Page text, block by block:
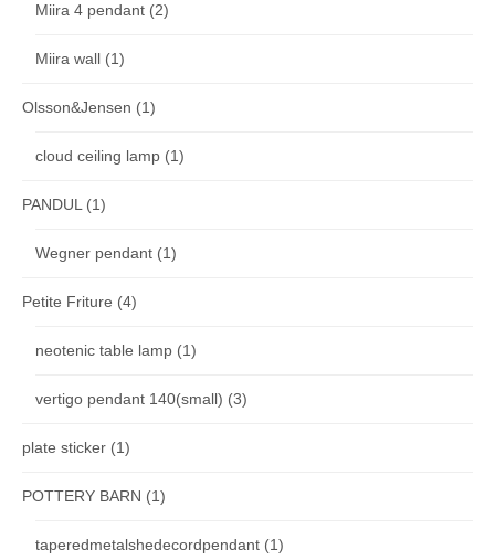
Miira 4 pendant (2)
Miira wall (1)
Olsson&Jensen (1)
cloud ceiling lamp (1)
PANDUL(1)
Wegner pendant (1)
Petite Friture (4)
neotenic table lamp (1)
vertigo pendant 140(small) (3)
plate sticker (1)
POTTERY BARN (1)
taperedmetalshedecordpendant (1)